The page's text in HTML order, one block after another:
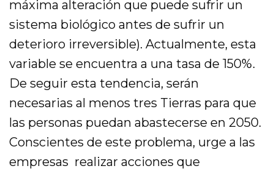
máxima alteración que puede sufrir un
sistema biológico antes de sufrir un
deterioro irreversible). Actualmente, esta
variable se encuentra a una tasa de 150%.
De seguir esta tendencia, serán
necesarias al menos tres Tierras para que
las personas puedan abastecerse en 2050.
Conscientes de este problema, urge a las
empresas realizar acciones que